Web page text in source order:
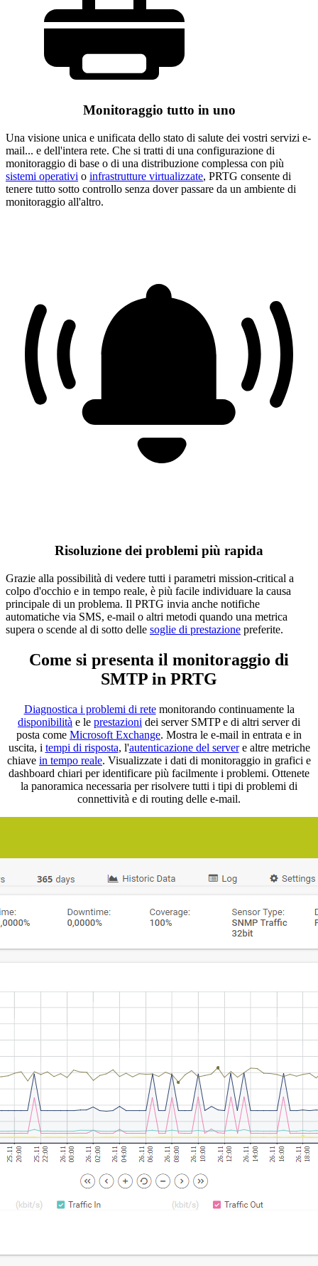
Monitoraggio tutto in uno
Una visione unica e unificata dello stato di salute dei vostri servizi e-
mail... e dell'intera rete. Che si tratti di una configurazione di
monitoraggio di base o di una distribuzione complessa con più
sistemi operativi o infrastrutture virtualizzate, PRTG consente di
tenere tutto sotto controllo senza dover passare da un ambiente di
monitoraggio all'altro.
Risoluzione dei problemi più rapida
Grazie alla possibilità di vedere tutti i parametri mission-critical a
colpo d'occhio e in tempo reale, è più facile individuare la causa
principale di un problema. Il PRTG invia anche notifiche
automatiche via SMS, e-mail o altri metodi quando una metrica
supera o scende al di sotto delle soglie di prestazione preferite.
Come si presenta il monitoraggio di
SMTP in PRTG
Diagnostica i problemi di retemonitorando continuamente la
disponibilità e le prestazioni dei server SMTP e di altri server di
posta come Microsoft Exchange. Mostra le e-mail in entrata e in
uscita, i tempi di risposta, l'autenticazione del servere altre metriche
chiave in tempo reale. Visualizzate i dati di monitoraggio in grafici e
dashboard chiari per identificare più facilmente i problemi. Ottenete
la panoramica necessaria per risolvere tutti i tipi di problemi di
connettività e di routing delle e-mail.